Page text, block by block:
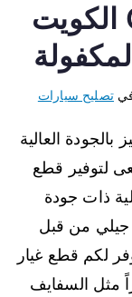
قطع غيار جيلي Geely الكويت
تصليح سيارات
العالية
لتوفير قطع
ذات جودة
جيلي من قبل
لكم قطع غيار
مثل السفايف